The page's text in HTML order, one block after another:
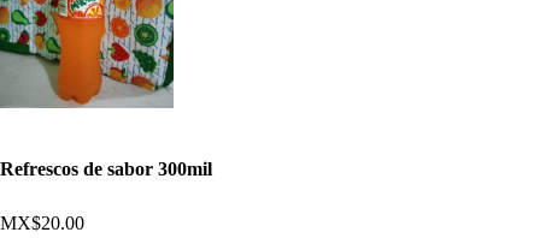
Refrescos de sabor 300mil
MX$20.00